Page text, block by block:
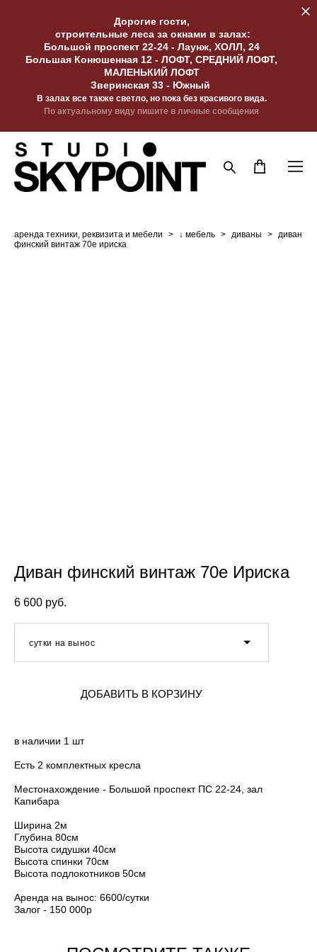
Дорогие гости,
строительные леса за окнами в залах:
Большой проспект 22-24 - Лаунж, ХОЛЛ, 24
Большая Конюшенная 12 - ЛОФТ, СРЕДНИЙ ЛОФТ,
МАЛЕНЬКИЙ ЛОФТ
Зверинская 33 - Южный
В залах все также светло, но пока без красивого вида.
По актуальному виду пишите в личные сообщения
аренда техники, реквизита и мебели > ↓ мебель > диваны >
диван
финский винтаж 70е ириска
Диван финский винтаж 70е Ириска
6 600 pуб.
сутки на вынос
ДОБАВИТЬ В КОРЗИНУ
в наличии 1 шт
Есть 2 комплектных кресла
Местонахождение - Большой проспект ПС 22-24, зал
Капибара
Ширина 2м
Глубина 80см
Высота сидушки 40см
Высота спинки 70см
Высота подлокотников 50см
Аренда на вынос: 6600/сутки
Залог - 150 000р